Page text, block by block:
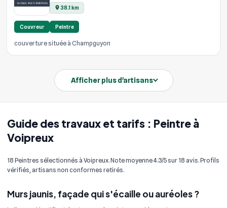
Guide des travaux et tarifs : Peintre à
Voipreux
18 Peintres sélectionnés à Voipreux. Note moyenne 4.3/5 sur 18 avis. Profils
vérifiés, artisans non conformes retirés.
Murs jaunis, façade qui s'écaille ou auréoles ?
38.1 km
Couvreur Peintre
couverture située à Champguyon
Afficher plus d'artisans